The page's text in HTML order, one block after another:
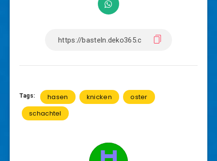
Tags: hasen knicken
oster
schachtel